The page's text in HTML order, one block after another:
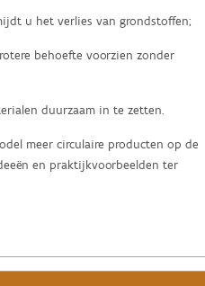
u het verlies van grondstoffen;
behoefte voorzien zonder
duurzaam in te zetten.
meer circulaire producten op de
en praktijkvoorbeelden ter